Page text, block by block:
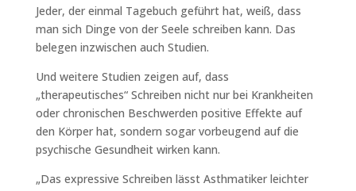
Jeder, der einmal Tagebuch geführt hat, weiß, dass
man sich Dinge von der Seele schreiben kann. Das
belegen inzwischen auch Studien.
Und weitere Studien zeigen auf, dass
„therapeutisches“ Schreiben nicht nur bei Krankheiten
oder chronischen Beschwerden positive Effekte auf
den Körper hat, sondern sogar vorbeugend auf die
psychische Gesundheit wirken kann.
„Das expressive Schreiben lässt Asthmatiker leichter